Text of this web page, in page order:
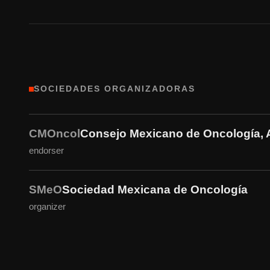
SOCIEDADES ORGANIZADORAS
CMOncol Consejo Mexicano de Oncología,
endorser
SMeOSociedad Mexicana de Oncología
organizer